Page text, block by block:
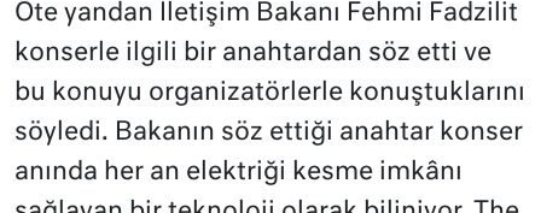
Öte yandan İletişim Bakanı Fehmi Fadzilit
konserle ilgili bir anahtardan söz etti ve
bu konuyu organizatörlerle konuştuklarını
söyledi. Bakanın söz ettiği anahtar konser
anında her an elektriği kesme imkânı